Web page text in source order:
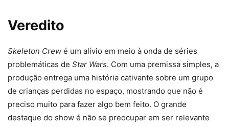
Veredito
Skeleton Crew é um alívio em meio à onda de séries
problemáticas de Star Wars. Com uma premissa simples, a
produção entrega uma história cativante sobre um grupo
de crianças perdidas no espaço, mostrando que não é
preciso muito para fazer algo bem feito. O grande
destaque do show é não se preocupar em ser relevante